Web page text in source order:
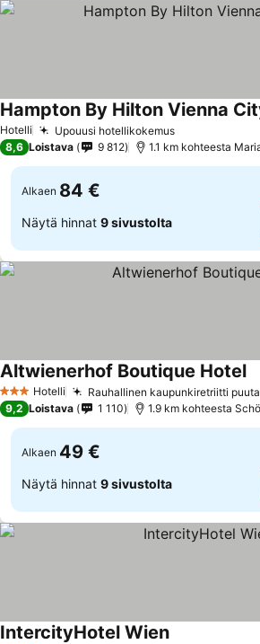
Hotelli Upouusi hotellikokemus
Hampton By Hilton Vienna
8,6 Loistava 9 812 1.1 km kohteesta
Alkaen 84 €
Näytä hinnat 9 sivustolta
3 Tähtiluokitus
Hotelli Rauhallinen kaupunkiretriitti
Altwienerhof Boutique Hotel
9,2 Loistava 1 110 1.9 km kohteesta
Alkaen 49 €
Näytä hinnat 9 sivustolta
IntercityHotel Wien